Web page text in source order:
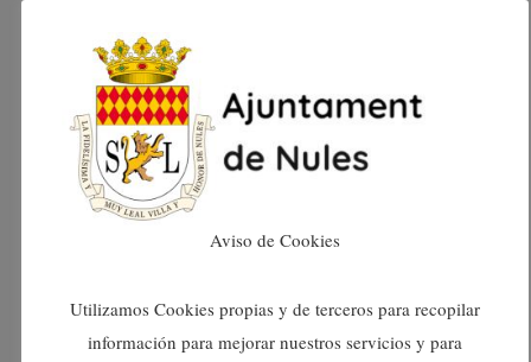
setembre 2024
agost 2024
juliol 2024
maig 2024
Aviso de Cookies
Utilizamos Cookies propias y de terceros para recopilar
información para mejorar nuestros servicios y para